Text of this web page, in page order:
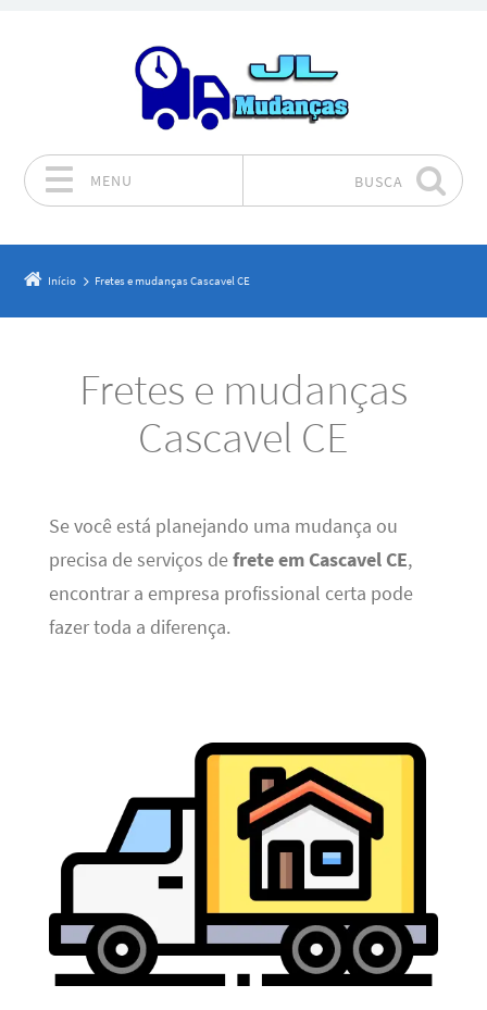
MENU BUSCA
Início Fretes e mudanças Cascavel CE
Fretes e mudanças
Cascavel CE
Se você está planejando uma mudança ou
precisa de serviços defrete em Cascavel CE,
encontrar a empresa profissional certa pode
fazer toda a diferença.